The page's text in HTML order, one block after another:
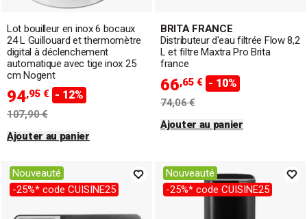
Lot bouilleur en inox 6 bocaux
24 L Guillouard et thermomètre
digital à déclenchement
automatique avec tige inox 25
cm Nogent
94,95 € - 12%
107,90 €
Ajouter au panier
BRITA FRANCE
Distributeur d'eau filtrée Flow 8,2
L et filtre Maxtra Pro Brita
france
66,65 € - 10%
74,06 €
Ajouter au panier
Nouveauté
-25%* code CUISINE25
Nouveauté
-25%* code CUISINE25